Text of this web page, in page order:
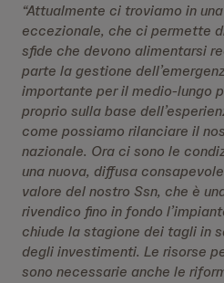
“Attualmente ci troviamo in
eccezionale, che ci permette
sfide che devono alimentarsi
parte la gestione
importante per il medio-lungo
proprio sulla base
come possiamo rilanciare il
nazionale. Ora ci sono le
una nuova, diffusa
valore del nostro Ssn, che è
rivendico fino in fondo
chiude la stagione dei tagli in
degli investimenti. Le risorse
sono necessarie anche le